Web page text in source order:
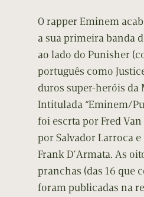
O rapper Eminem
a sua primeira banda
ao lado do Punisher
português como
duros super-heróis da
Intitulada “Eminem/
foi escrta por Fred
por Salvador Larroca
Frank D’Armata. As
pranchas (das 16 que
foram publicadas na